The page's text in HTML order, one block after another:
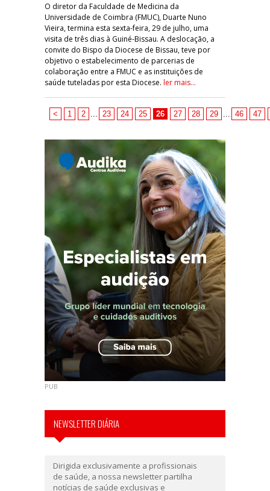
O diretor da Faculdade de Medicina da
Universidade de Coimbra (FMUC), Duarte Nuno
Vieira, termina esta sexta-feira, 29 de julho, uma
visita de três dias à Guiné-Bissau. A deslocação, a
convite do Bispo da Diocese de Bissau, teve por
objetivo o estabelecimento de parcerias de
colaboração entre a FMUC e as instituições de
saúde tuteladas por esta Diocese. ler mais...
< 1 2 23 24 25 26 27 28 29 46 47
PUB
NEWSLETTER DIÁRIA
Dirigida exclusivamente a profissionais
de saúde, a nossa newsletter partilha
notícias de saúde exclusivas e